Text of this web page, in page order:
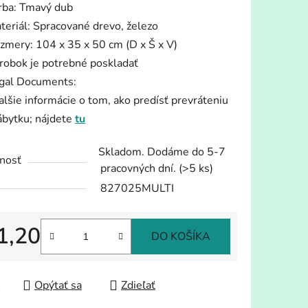
Tmavý dub
Spracované drevo, železo
104 x 35 x 50 cm (D x Š x V)
je potrebné poskladať
Documents:
informácie o tom, ako predísť prevráteniu
nájdete tu
Skladom. Dodáme do 5-7
pracovných dní. (>5 ks)
827025MULTI
cena:
DO KOŠÍKA
Opýtať sa Zdieľať